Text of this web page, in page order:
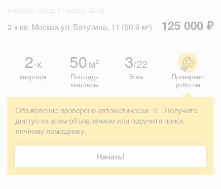
2-к кв. Москва ул. Ватутина, 11 (50.9 м²) 125 000 ₽
2-к
квартира
50 м2
Площадь
квартиры
3/22
Этаж
Проверено
роботом
Объявление проверено автоматически ?
. Получите
доступ ко всем объявлениям или поручите поиск
личному помощнику.
Начать!